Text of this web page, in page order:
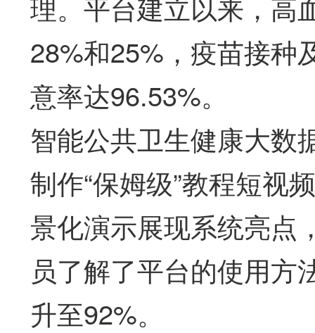
28%和25%，疫苗接种
意率达96.53%。
智能公共卫生健康大数
制作“保姆级”教程短视
景化演示展现系统亮点
员了解了平台的使用方
升至92%。